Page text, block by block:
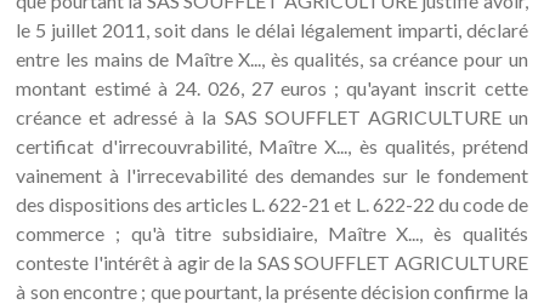
le 5 juillet 2011, soit dans le délai légalement imparti, déclaré
entre les mains de Maître X..., ès qualités, sa créance pour un
montant estimé à 24. 026, 27 euros ; qu'ayant inscrit cette
créance et adressé à la SAS SOUFFLET AGRICULTURE un
certificat d'irrecouvrabilité, Maître X..., ès qualités, prétend
vainement à l'irrecevabilité des demandes sur le fondement
des dispositions des articles L. 622-21 et L. 622-22 du code de
commerce ; qu'à titre subsidiaire, Maître X..., ès qualités
conteste l'intérêt à agir de la SAS SOUFFLET AGRICULTURE
à son encontre ; que pourtant, la présente décision confirme la